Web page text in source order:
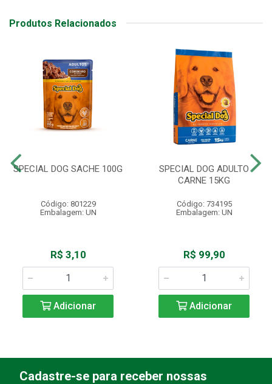
Produtos Relacionados
SPECIAL DOG SACHE 100G
Código: 801229
Embalagem: UN
R$ 3,10
Adicionar
SPECIAL DOG ADULTO
CARNE 15KG
Código: 734195
Embalagem: UN
R$ 99,90
Adicionar
Cadastre-se para receber nossas